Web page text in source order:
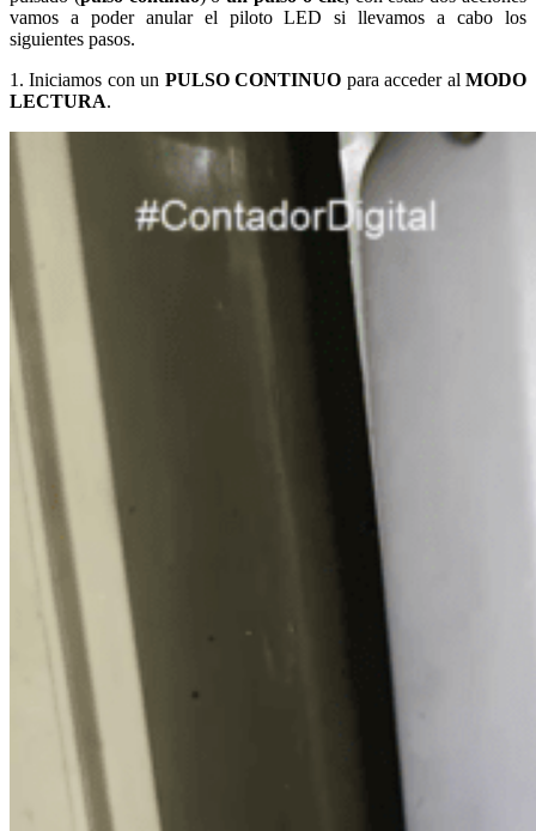
vamos a poder anular el piloto LED si llevamos a cabo los
siguientes pasos.
1. Iniciamos con un PULSO CONTINUO para acceder alMODO
LECTURA.